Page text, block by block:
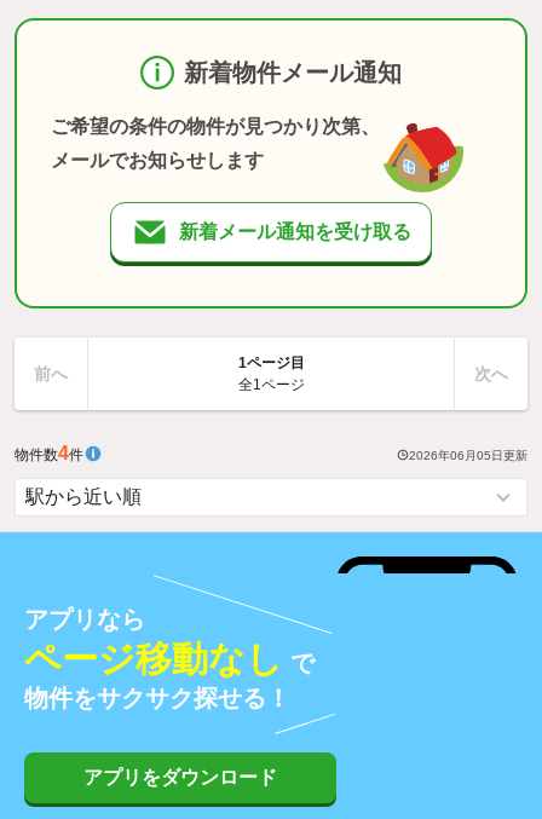
新着物件メール通知
ご希望の条件の物件が見つかり次第、
メールでお知らせします
新着メール通知を受け取る
前へ
1ページ目
全1ページ
次へ
物件数4件 2026年06月05日更新
アプリなら
ページ移動なし で
物件をサクサク探せる！
アプリをダウンロード